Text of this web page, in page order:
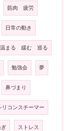
筋肉 疲労
日常の動き
温まる 緩む 巡る
勉強会 夢
鼻づまり
リコンスチーマー
ぎ ストレス